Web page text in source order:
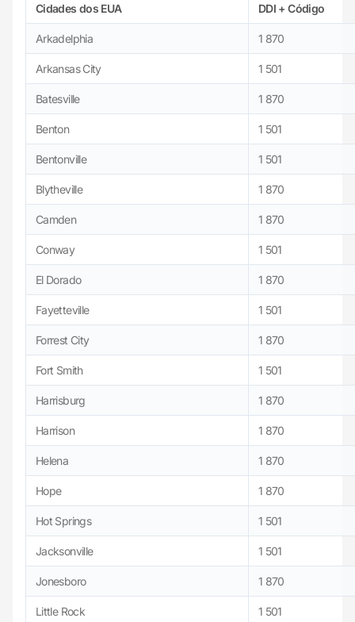
Cidades dos EUA DDI + Código
Arkadelphia 1 870
Arkansas City 1 501
Batesville 1 870
Benton 1 501
Bentonville 1 501
Blytheville 1 870
Camden 1 870
Conway 1 501
El Dorado 1 870
Fayetteville 1 501
Forrest City 1 870
Fort Smith 1 501
Harrisburg 1 870
Harrison 1 870
Helena 1 870
Hope 1 870
Hot Springs 1 501
Jacksonville 1 501
Jonesboro 1 870
Little Rock 1 501